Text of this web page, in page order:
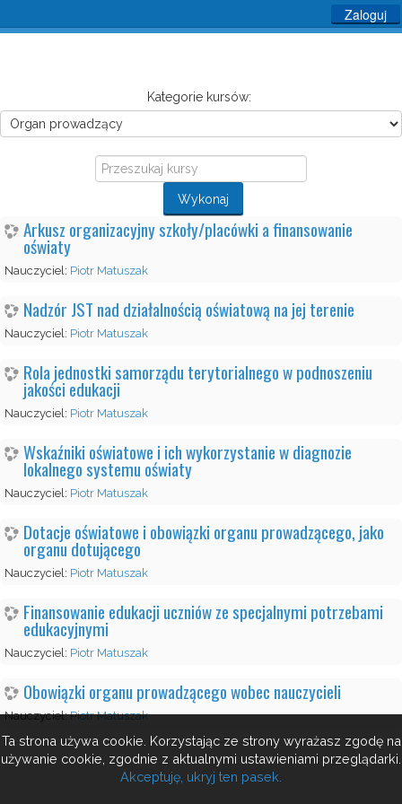
Zaloguj
Kategorie kursów:
Przeszukaj
kursy
Wykonaj
Arkusz organizacyjny szkoły/placówki a finansowanie
oświaty
Nauczyciel: Piotr Matuszak
Nadzór JST nad działalnością oświatową na jej terenie
Nauczyciel: Piotr Matuszak
Rola jednostki samorządu terytorialnego w podnoszeniu
jakości edukacji
Nauczyciel: Piotr Matuszak
Wskaźniki oświatowe i ich wykorzystanie w diagnozie
lokalnego systemu oświaty
Nauczyciel: Piotr Matuszak
Dotacje oświatowe i obowiązki organu prowadzącego, jako
organu dotującego
Nauczyciel: Piotr Matuszak
Finansowanie edukacji uczniów ze specjalnymi potrzebami
edukacyjnymi
Nauczyciel: Piotr Matuszak
Obowiązki organu prowadzącego wobec nauczycieli
Nauczyciel:Piotr Matuszak
Ta strona używa cookie. Korzystając ze strony wyrażasz zgodę na
używanie cookie, zgodnie z aktualnymi ustawieniami przeglądarki.
Akceptuję, ukryj ten pasek.